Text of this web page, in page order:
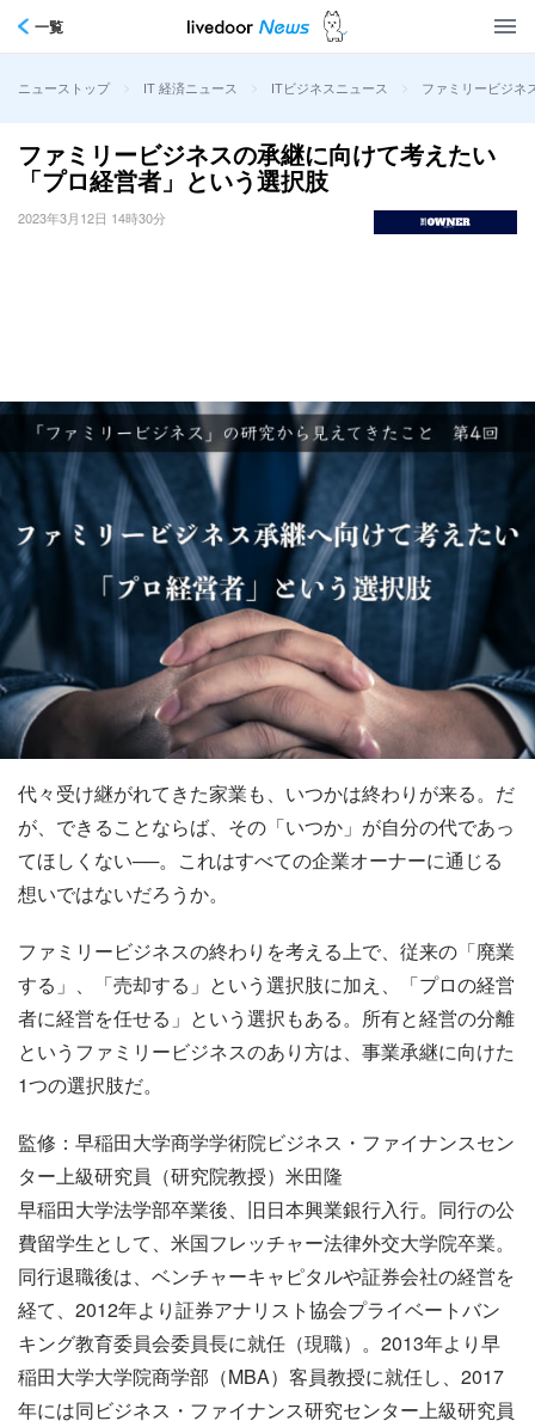
一覧
ニューストップ > IT 経済ニュース > ITビジネスニュース > ファミリービジネ
ファミリービジネスの承継に向けて考えたい
「プロ経営者」という選択肢
2023年3月12日 14時30分
代々受け継がれてきた家業も、いつかは終わりが来る。だ
が、できることならば、その「いつか」が自分の代であっ
てほしくない──。これはすべての企業オーナーに通じる
想いではないだろうか。
ファミリービジネスの終わりを考える上で、従来の「廃業
する」、「売却する」という選択肢に加え、「プロの経営
者に経営を任せる」という選択もある。所有と経営の分離
というファミリービジネスのあり方は、事業承継に向けた
1つの選択肢だ。
監修：早稲田大学商学学術院ビジネス・ファイナンスセン
ター上級研究員（研究院教授）米田隆
早稲田大学法学部卒業後、旧日本興業銀行入行。同行の公
費留学生として、米国フレッチャー法律外交大学院卒業。
同行退職後は、ベンチャーキャピタルや証券会社の経営を
経て、2012年より証券アナリスト協会プライベートバン
キング教育委員会委員長に就任（現職）。2013年より早
稲田大学大学院商学部（MBA）客員教授に就任し、2017
年には同ビジネス・ファイナンス研究センター上級研究員